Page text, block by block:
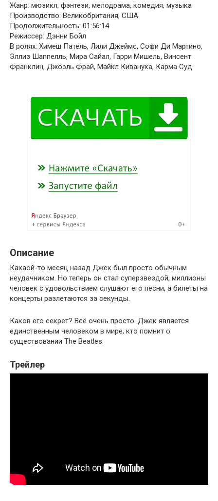
Жанр: мюзикл, фэнтези, мелодрама, комедия, музыка
Производство: Великобритания, США
Продолжительность: 01:56:14
Режиссер: Дэнни Бойл
В ролях: Химеш Патель, Лили Джеймс, Софи Ди Мартино,
Эллиз Шаппелль, Мира Сайал, Гарри Мишель, Винсент
Франклин, Джоэль Фрай, Майкл Киванука, Карма Суд
Описание
Какаой-то месяц назад Джек был просто обычным
неудачником. Но теперь он стал суперзвездой, миллионы
человек с удовольствием слушают его песни, а билеты на
концерты разлетаются за секунды.
Каков его секрет? Всё очень просто. Джек является
единственным человеком в мире, кто помнит о
существовании The Beatles.
Трейлер